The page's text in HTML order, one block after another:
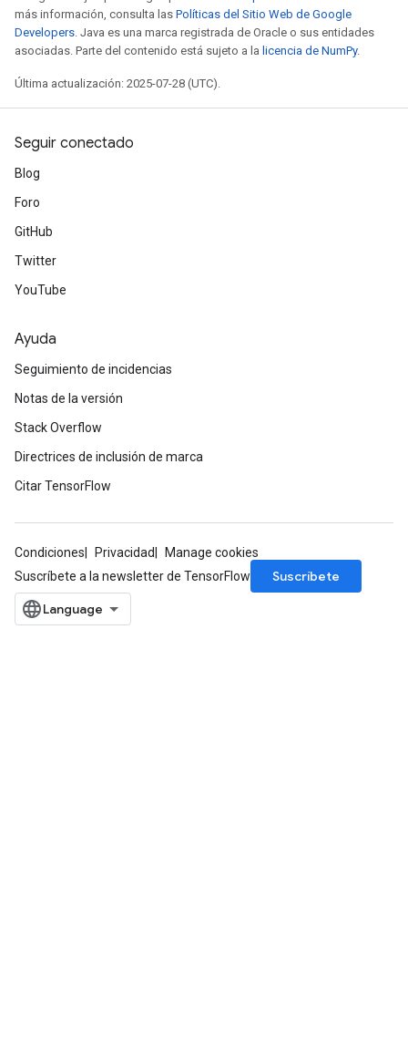
más información, consulta las Políticas del Sitio Web de Google
Developers. Java es una marca registrada de Oracle o sus entidades
asociadas. Parte del contenido está sujeto a la licencia de NumPy.
Última actualización: 2025-07-28 (UTC).
Seguir conectado
Blog
Foro
GitHub
Twitter
YouTube
Ayuda
Seguimiento de incidencias
Notas de la versión
Stack Overflow
Directrices de inclusión de marca
Citar TensorFlow
Condiciones Privacidad
Manage cookies
Suscríbete a la newsletter de TensorFlow
Suscríbete